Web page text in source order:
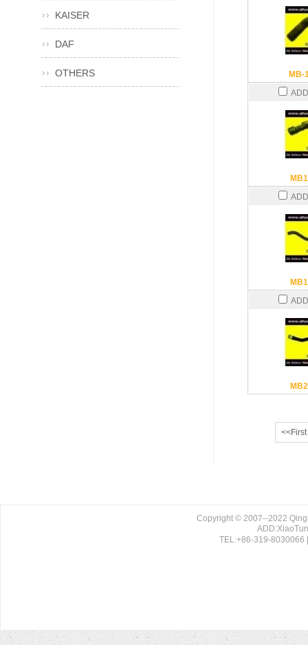
MB-
<<First
KAISER
DAF
OTHERS
Copyright © 2007--2022
TEL:+86-319-8030066